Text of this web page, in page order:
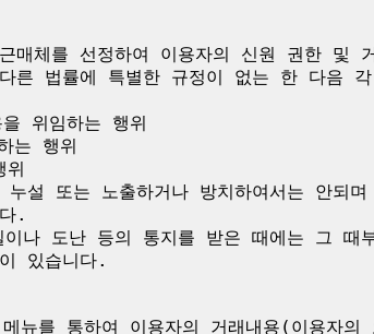
매체를 선정하여 이용자의 신원 권한 및
른 법률에 특별한 규정이 없는 한 다음
위임하는 행위
는 행위
설 또는 노출하거나 방치하여서는 안되
.
나 도난 등의 통지를 받은 때에는 그 때
있습니다.
를 통하여 이용자의 거래내용(이용자